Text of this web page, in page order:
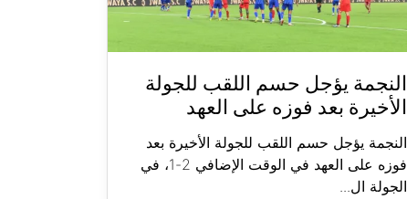
النجمة يؤجل حسم اللقب للجولة
الأخيرة بعد فوزه على العهد
النجمة يؤجل حسم اللقب للجولة الأخيرة بعد
فوزه على العهد في الوقت الإضافي 2-1، في
الجولة ال...